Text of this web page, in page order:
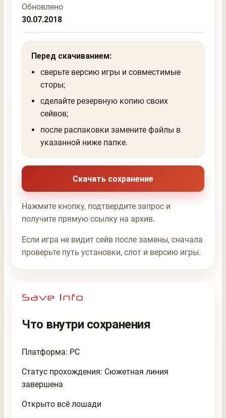
Обновлено
30.07.2018
Перед скачиванием:
сверьте версию игры и совместимые
сторы;
сделайте резервную копию своих
сейвов;
после распаковки замените файлы в
указанной ниже папке.
Скачать сохранение
Нажмите кнопку, подтвердите запрос и
получите прямую ссылку на архив.
Если игра не видит сейв после замены, сначала
проверьте путь установки, слот и версию игры.
Что внутри сохранения
Платформа: PC
Статус прохождения: Сюжетная линия
завершена
Открыто всё лошади